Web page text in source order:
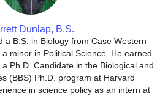
Dunlap, B.S.
a B.S. in Biology from Case Western
minor in Political Science. He earned
Ph.D. Candidate in the Biological and
(BBS) Ph.D. program at Harvard
in science policy as an intern at